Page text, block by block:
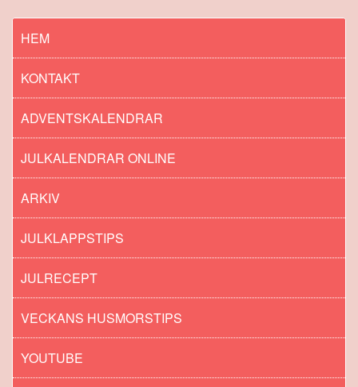
HEM
KONTAKT
ADVENTSKALENDRAR
JULKALENDRAR ONLINE
ARKIV
JULKLAPPSTIPS
JULRECEPT
VECKANS HUSMORSTIPS
YOUTUBE